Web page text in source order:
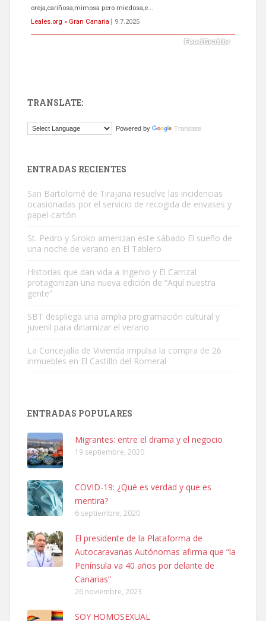
próximos días, ella incluida...
Leales.org » Gran Canaria
9.7.2025
Este gato macho ha aparecido en la calle hace menos de un mes,
Busco adopción responsable para mi perra. Pastor alemán,
hembra, 4 años. Por motivos personales ...
Leales.org » Gran Canaria
Leales.org » Gran Canaria
Ninfa perdida
El día 5 se los perdió una ninfa papillera, asustada tiene miedo a la
calle, se perdió por la zon...
Leales.org » Gran Canaria
6.7.2025
TRANSLATE:
Powered by Translate
ENTRADAS RECIENTES
San Bartolomé de Tirajana resuelve las incidencias
ocasionadas por el servicio de recogida de envases y
papel-cartón
St. Pedro y Siroko amenizan este sábado El sueño de
una noche de verano en El Tablero
Historias que dan vida a Ingenio y El Carrizal
protagonizan una nueva edición de “Aquí nuestra
gente”
SBT despliega una amplia programación cultural y
juvenil para dinamizar el verano
La Concejalía de Vivienda impulsa la compra de 26
inmuebles en El Castillo del Romeral
ENTRADAS POPULARES
Migrantes: entre el drama y el negocio
19 septiembre, 2020
COVID-19: ¿Qué es verdad y que es
mentira?
6 septiembre, 2020
El presidente de la Plataforma de
Autocaravanas Autónomas afirma que “la
Península va 40 años por delante de
Canarias”
26 noviembre, 2023
SOY HOMOSEXUAL